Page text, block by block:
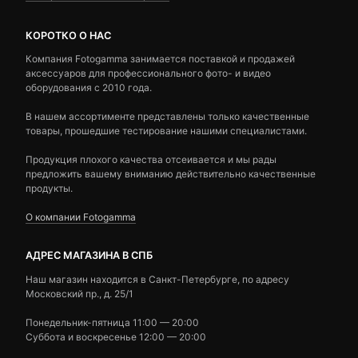
КОРОТКО О НАС
Компания Fotogamma занимается поставкой и продажей
аксессуаров для профессионального фото- и видео
оборудования с 2010 года.
В нашем ассортименте представлены только качественные
товары, прошедшие тестирование нашими специалистами.
Продукция плохого качества отсеивается и мы рады
предложить вашему вниманию действительно качественные
продукты.
О компании Fotogamma
АДРЕС МАГАЗИНА В СПБ
Наш магазин находится в Санкт-Петербурге, по адресу
Московский пр., д. 25/1
Понедельник-пятница 11:00 — 20:00
Суббота и воскресенье 12:00 — 20:00